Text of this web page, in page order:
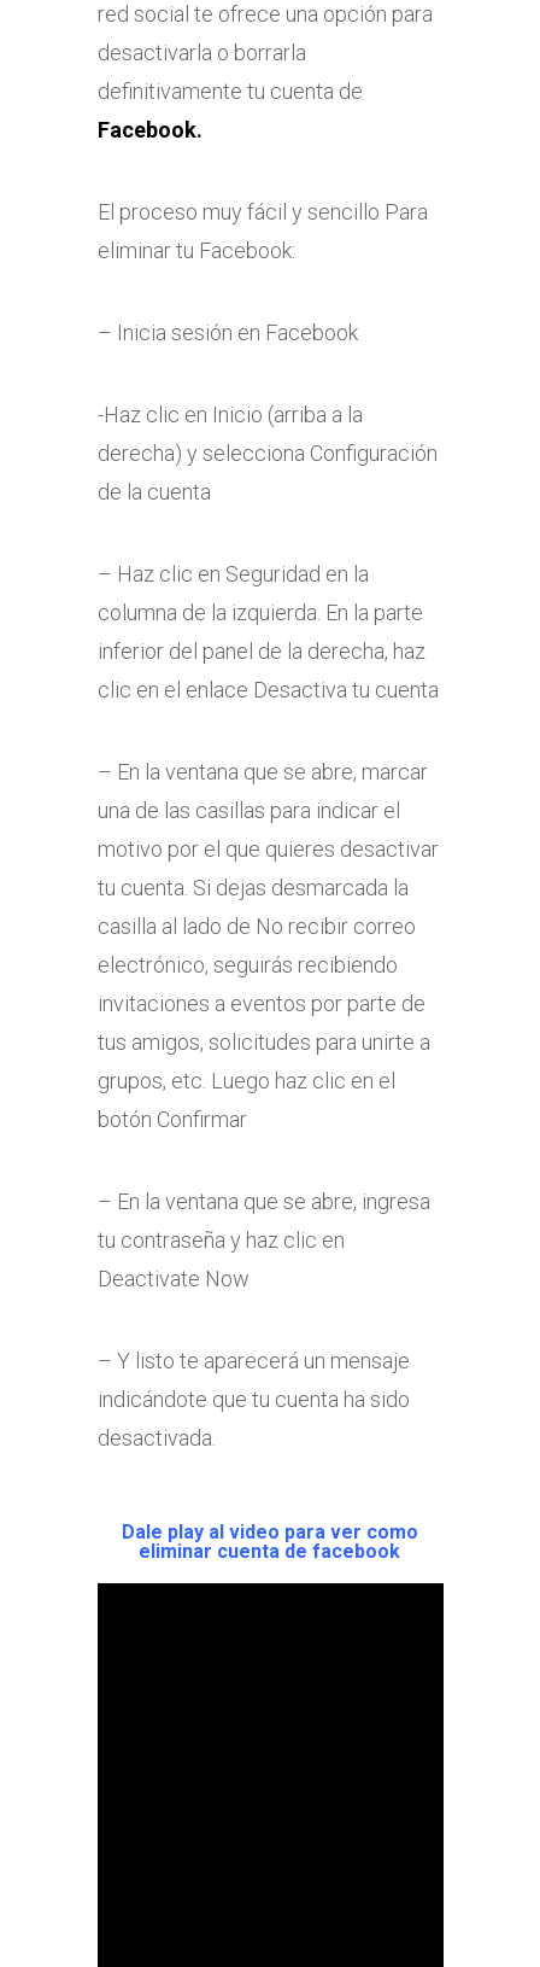
red social te ofrece una opción para
desactivarla o borrarla
definitivamente tu cuenta de
Facebook.
El proceso muy fácil y sencillo Para
eliminar tu Facebook:
– Inicia sesión en Facebook
-Haz clic en Inicio (arriba a la
derecha) y selecciona Configuración
de la cuenta
– Haz clic en Seguridad en la
columna de la izquierda. En la parte
inferior del panel de la derecha, haz
clic en el enlace Desactiva tu cuenta
– En la ventana que se abre, marcar
una de las casillas para indicar el
motivo por el que quieres desactivar
tu cuenta. Si dejas desmarcada la
casilla al lado de No recibir correo
electrónico, seguirás recibiendo
invitaciones a eventos por parte de
tus amigos, solicitudes para unirte a
grupos, etc. Luego haz clic en el
botón Confirmar
– En la ventana que se abre, ingresa
tu contraseña y haz clic en
Deactivate Now
– Y listo te aparecerá un mensaje
indicándote que tu cuenta ha sido
desactivada.
Dale play al video para ver como
eliminar cuenta de facebook